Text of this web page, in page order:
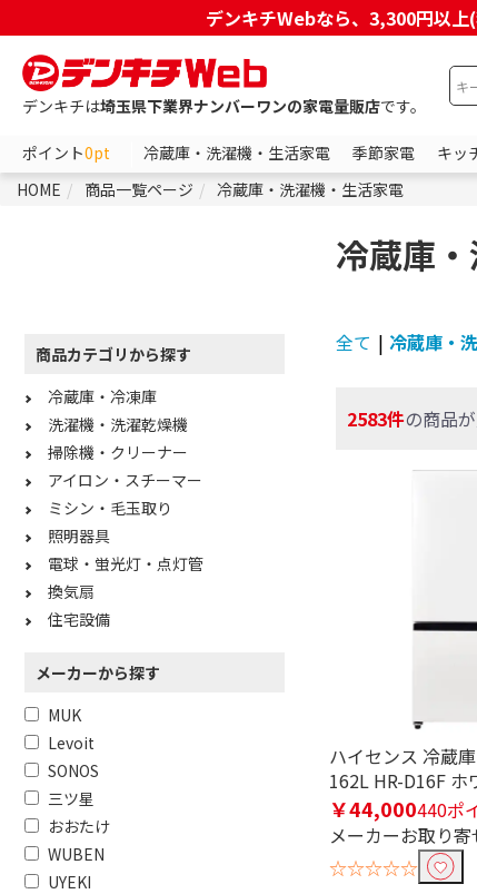
デンキチWebなら、3,300円以上
デンキチは埼玉県下業界ナンバーワンの家電量販店です。
ポイント0pt 冷蔵庫・洗濯機・生活家電 季節家電 キッ
HOME
商品一覧ページ 冷蔵庫・洗濯機・生活家電
冷蔵庫
全て | 冷蔵庫・
2583件の商品
ハイセンス 冷蔵
162L HR-D16F ホ
￥44,000440ポ
メーカーお取り寄
☆☆☆☆☆
商品カテゴリから探す
冷蔵庫・冷凍庫
洗濯機・洗濯乾燥機
掃除機・クリーナー
アイロン・スチーマー
ミシン・毛玉取り
照明器具
電球・蛍光灯・点灯管
換気扇
住宅設備
メーカーから探す
MUK
Levoit
SONOS
三ツ星
おおたけ
WUBEN
UYEKI